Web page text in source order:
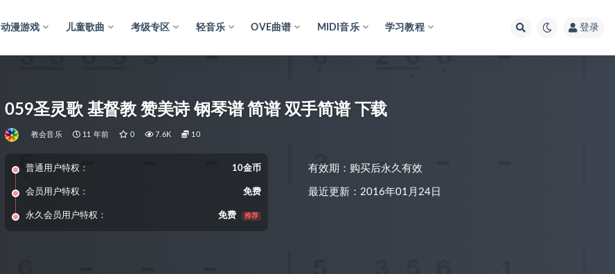
动漫游戏 儿童歌曲 考级专区 轻音乐 OVE曲谱 MIDI音乐 学习教程 登录
059圣灵歌 基督教 赞美诗 钢琴谱 简谱 双手简谱 下载
教会音乐 11 年前 0 7.6K 10
普通用户特权： 10金币
会员用户特权： 免费
永久会员用户特权： 免费 推荐
有效期：购买后永久有效
最近更新：2016年01月24日